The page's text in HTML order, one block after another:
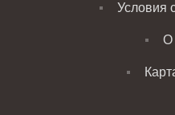
Условия
О